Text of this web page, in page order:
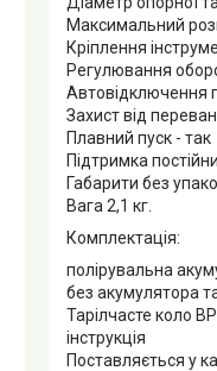
Максимальний
Кріплення
Регулювання
Автовідключення
Захист від
Плавний пуск - так
Підтримка
Габарити без
Вага 2,1 кг.
Комплектація:
полірувальна
без акумулятора
Тарілчасте коло
інструкція
Поставляється у